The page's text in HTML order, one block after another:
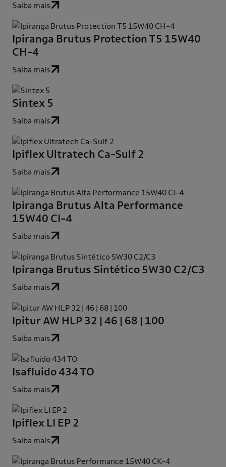
Saiba mais
Ipiranga Brutus Protection T5 15W40
CH-4
Saiba mais
Sintex 5
Saiba mais
Ipiflex Ultratech Ca-Sulf 2
Saiba mais
Ipiranga Brutus Alta Performance
15W40 CI-4
Saiba mais
Ipiranga Brutus Sintético 5W30 C2/C3
Saiba mais
Ipitur AW HLP 32 | 46 | 68 | 100
Saiba mais
Isafluido 434 TO
Saiba mais
Ipiflex LI EP 2
Saiba mais